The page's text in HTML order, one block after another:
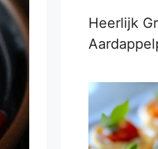
Heerlijk